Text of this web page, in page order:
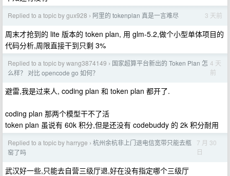
Replied to a topic by gux928 › 阿里的 tokenplan 真是一言难尽 3 天前
周末才抢到的 lite 版本的 token plan, 用 glm-5.2,做个小型单体项目的
代码分析,周限直接干到只剩 3%
Replied to a topic by wang3874149 › 国家超算平台新出的 Token Plan 怎
么样？ 对比 opencode go 如何？
4 天
前
避雷,我是过来人, coding plan 和 token plan 都开了.
coding plan 那两个模型干不了活
token plan 虽说有 60k 积分,但是还没有 codebuddy 的 2k 积分耐用
Replied to a topic by harryge › 杭州余杭非上门退电信宽带只能去瓶
窑了吗
7 月 30
日
武汉好一些,只能去自营三级厅退,好在没有指定哪个三级厅